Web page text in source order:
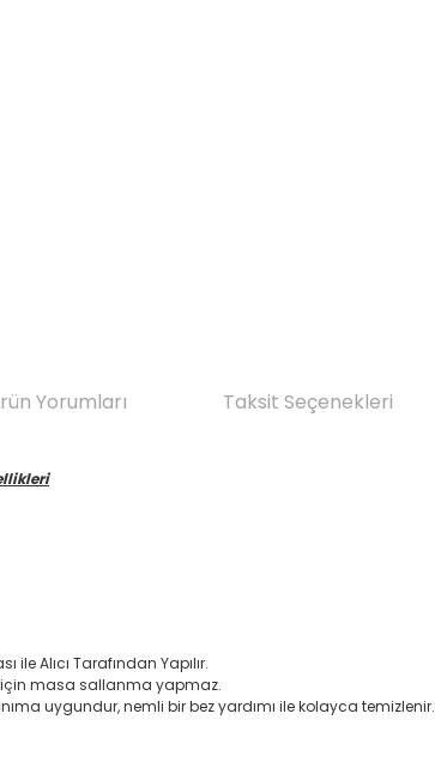
Yorumları Taksit Seçenekleri
ile Alıcı Tarafından Yapılır.
için masa sallanma yapmaz.
uygundur, nemli bir bez yardımı ile kolayca temizlenir.